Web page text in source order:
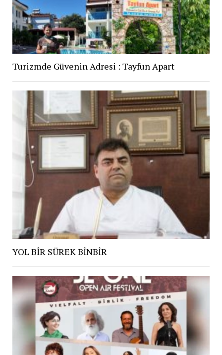
Turizmde Güvenin Adresi : Tayfun Apart
YOL BİR SÜREK BİNBİR